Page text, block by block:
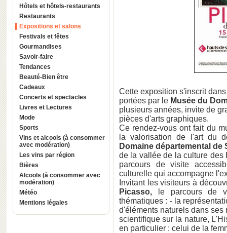
Hôtels et hôtels-restaurants
Restaurants
Expositions et salons
Festivals et fêtes
Gourmandises
Savoir-faire
Tendances
Beauté-Bien être
Cadeaux
Concerts et spectacles
Livres et Lectures
Mode
Sports
Vins et alcools (à consommer
avec modération)
Les vins par région
Bières
Alcools (à consommer avec
modération)
Météo
Mentions légales
Cette exposition s'inscrit
portées par le Musée du
plusieurs années, invite de
pièces d'arts graphiques.
Ce rendez-vous ont fait du
la valorisation de l'art du
Domaine départemental de
de la vallée de la culture des
parcours de visite
culturelle qui accompagne
Invitant les visiteurs à
Picasso, le parcours de
thématiques : - la
d'éléments naturels dans
scientifique sur la nature,
en particulier : celui de la